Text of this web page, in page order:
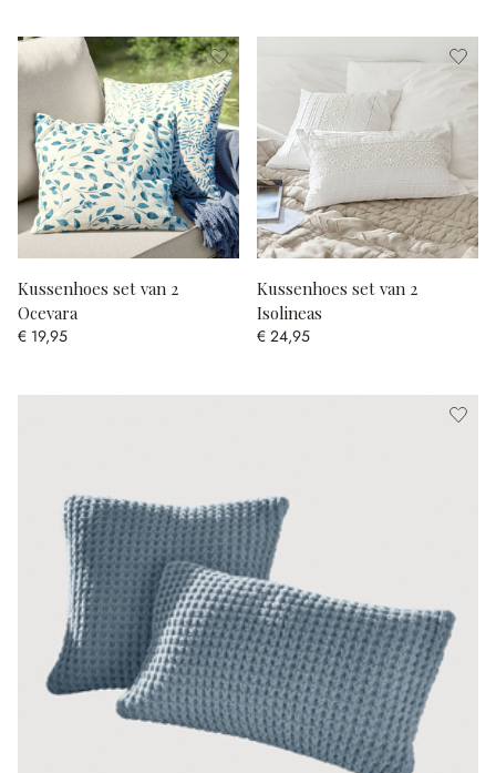
Kussenhoes set van 2
Ocevara
€ 19,95
Kussenhoes set van 2
Isolineas
€ 24,95